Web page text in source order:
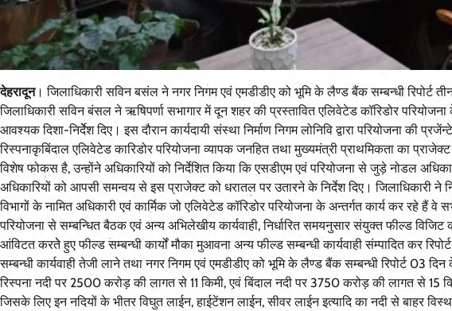
देहरादून। जिलाधिकारी सविन बसंल ने नगर निगम एवं एमडीडीए को भूमि के लैण्ड बैंक सम्बन्धी रिपोर्ट
जिलाधिकारी सविन बंसल ने ऋषिपर्णा सभागार में दून शहर की प्रस्तावित एलिवेटेड कॉरिडोर
आवश्यक दिशा-निर्देेश दिए। इस दौरान कार्यदायी संस्था निर्माण निगम लोनिवि द्वारा परियोजना की
रिस्पनाकृबिंदाल एलिवेटेड कारिडोर परियोजना व्यापक जनहित तथा मुख्यमंत्री प्राथमिकता का
विशेष फोकस है, उन्होंने अधिकारियों को निर्देशित किया कि एसडीएम एवं परियोजना से जुड़े नोडल
अधिकारियों को आपसी समन्वय से इस प्राजेक्ट को धरातल पर उतारने के निर्देश दिए। जिलाधिकारी ने
विभागों के नामित अधिकारी एवं कार्मिक जो एलिवेटेड कॉरिडोर परियोजना के अन्तर्गत कार्य कर रहे
परियोजना से सम्बन्धित बैठक एवं अन्य अभिलेखीय कार्यवाही, निर्धारित समयनुसार संयुक्त फील्ड विजिट
आंविटत करतेे हुए फील्ड सम्बन्धी कार्यों मौका मुआवना अन्य फील्ड सम्बन्धी कार्यवाही संम्पादित कर
सम्बन्धी कार्यवाही तेजी लाने तथा नगर निगम एवं एमडीडीए को भूमि के लैण्ड बैंक सम्बन्धी रिपोर्ट 03
रिस्पना नदी पर 2500 करोड़ की लागत से 11 किमी, एवं बिंदाल नदी पर 3750 करोड़ की लागत से 15
जिसके लिए इन नदियों के भीतर विघुत लाईन, हाईटेंशन लाईन, सीवर लाईन इत्यादि का नदी से बाहर